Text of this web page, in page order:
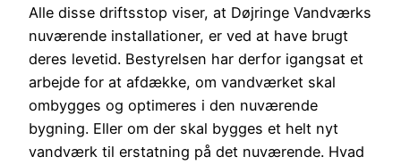
Alle disse driftsstop viser, at Døjringe Vandværks
nuværende installationer, er ved at have brugt
deres levetid. Bestyrelsen har derfor igangsat et
arbejde for at afdække, om vandværket skal
ombygges og optimeres i den nuværende
bygning. Eller om der skal bygges et helt nyt
vandværk til erstatning på det nuværende. Hvad